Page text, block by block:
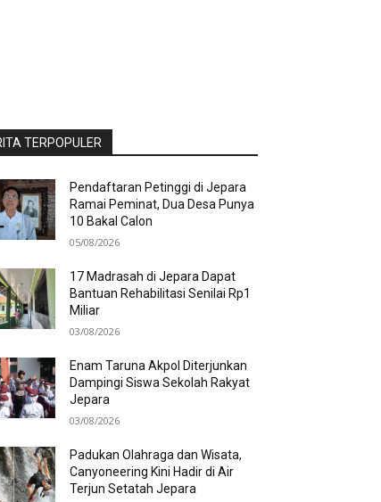
TERPOPULER
Pendaftaran Petinggi di Jepara
Ramai Peminat, Dua Desa Punya
10 Bakal Calon
05/08/2026
17 Madrasah di Jepara Dapat
Bantuan Rehabilitasi Senilai Rp1
Miliar
03/08/2026
Enam Taruna Akpol Diterjunkan
Dampingi Siswa Sekolah Rakyat
Jepara
03/08/2026
Padukan Olahraga dan Wisata,
Canyoneering Kini Hadir di Air
Terjun Setatah Jepara